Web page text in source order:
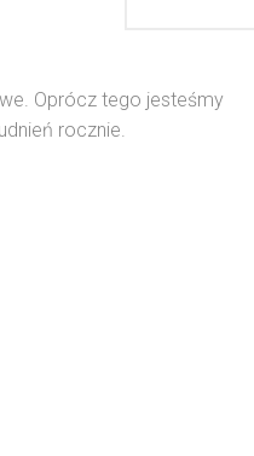
Oprócz tego jesteśmy
rocznie.